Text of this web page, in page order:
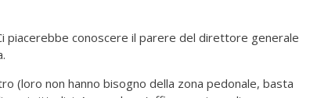
piacerebbe conoscere il parere del direttore generale
(loro non hanno bisogno della zona pedonale, basta